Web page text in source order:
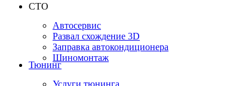
СТО
Автосервис
Развал схождение 3D
Заправка автокондиционера
Шиномонтаж
Тюнинг